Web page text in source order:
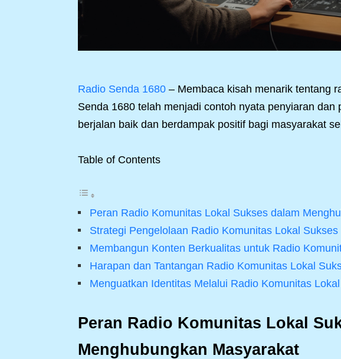
Radio Senda 1680 – Membaca kisah menarik tentang
Senda 1680 telah menjadi contoh nyata penyiaran dan
berjalan baik dan berdampak positif bagi masyarakat
Table of Contents
Peran Radio Komunitas Lokal Sukses dalam
Strategi Pengelolaan Radio Komunitas Lokal Sukses
Membangun Konten Berkualitas untuk Radio
Harapan dan Tantangan Radio Komunitas Lokal
Menguatkan Identitas Melalui Radio Komunitas
Peran Radio Komunitas Lokal
Menghubungkan Masyarakat